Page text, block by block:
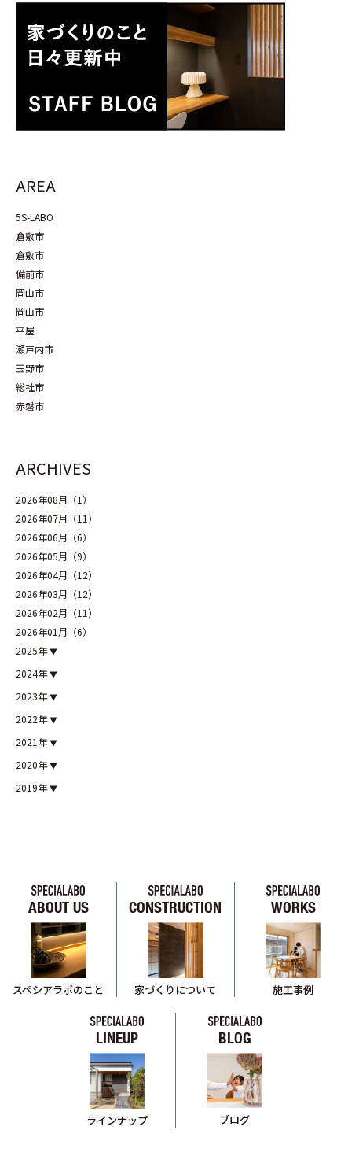
AREA
5S-LABO
倉敷市
倉敷市
備前市
岡山市
岡山市
平屋
瀬戸内市
玉野市
総社市
赤磐市
ARCHIVES
2026年08月（1）
2026年07月（11）
2026年06月（6）
2026年05月（9）
2026年04月（12）
2026年03月（12）
2026年02月（11）
2026年01月（6）
2025年
2024年
2023年
2022年
2021年
2020年
2019年
ABOUT US
スペシアラボのこと
CONSTRUCTION
家づくりについて
WORKS
施工事例
LINEUP
ラインナップ
BLOG
ブログ